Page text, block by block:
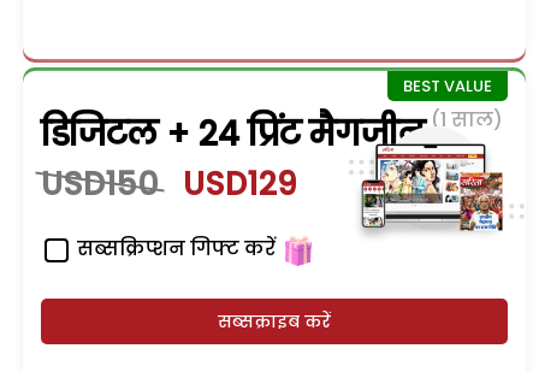
डिजिटल + 24 प्रिंट मैगजीन (1 साल)
USD150 USD129
सब्सक्रिप्शन गिफ्ट करें
सब्सक्राइब करें